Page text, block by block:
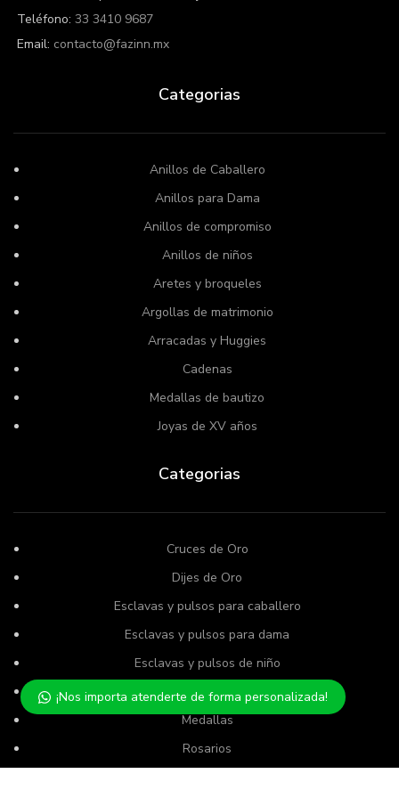
Teléfono: 33 3410 9687
Email: contacto@fazinn.mx
Categorias
Anillos de Caballero
Anillos para Dama
Anillos de compromiso
Anillos de niños
Aretes y broqueles
Argollas de matrimonio
Arracadas y Huggies
Cadenas
Medallas de bautizo
Joyas de XV años
Categorias
Cruces de Oro
Dijes de Oro
Esclavas y pulsos para caballero
Esclavas y pulsos para dama
Esclavas y pulsos de niño
Gargantillas
Medallas
Rosarios
¡Nos importa atenderte de forma personalizada!